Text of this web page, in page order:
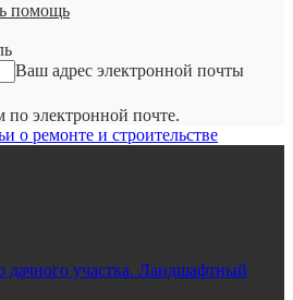
помощь
Ваш адрес электронной почты
по электронной почте.
о ремонте и строительстве
дачного участка. Ландшафтный